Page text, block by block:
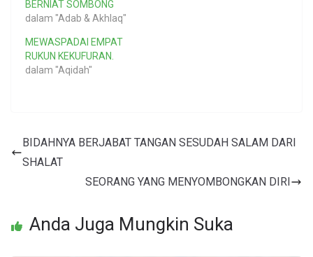
BERNIAT SOMBONG
dalam "Adab & Akhlaq"
MEWASPADAI EMPAT
RUKUN KEKUFURAN.
dalam "Aqidah"
BIDAHNYA BERJABAT TANGAN SESUDAH SALAM DARI
SHALAT
SEORANG YANG MENYOMBONGKAN DIRI
Anda Juga Mungkin Suka